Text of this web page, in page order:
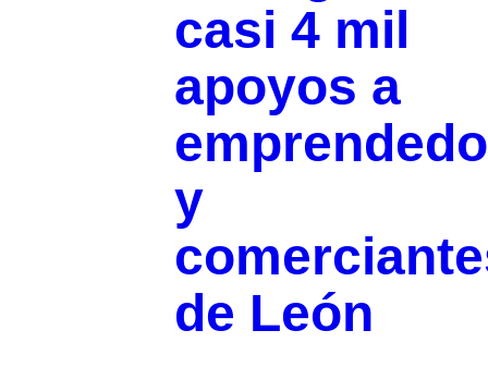
casi 4 mil
apoyos a
y
de León